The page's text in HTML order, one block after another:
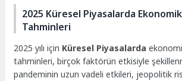
2025 Küresel Piyasalarda
Tahminleri
2025 yılı için Küresel Piyasalarda
tahminleri, birçok faktörün etkisiyle
pandeminin uzun vadeli etkileri, jeopolitik